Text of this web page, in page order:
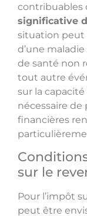
contribuables
significative
situation peut
d’une
de santé non
tout autre
sur la
nécessaire
financières
sur le
Pour l’impôt
peut être